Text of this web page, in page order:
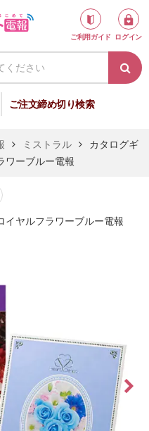
ご利用ガイド
ログイン
ご注文締め切り検索
ミストラル
カタログギ
ワーブルー電報
イヤルフラワーブルー電報